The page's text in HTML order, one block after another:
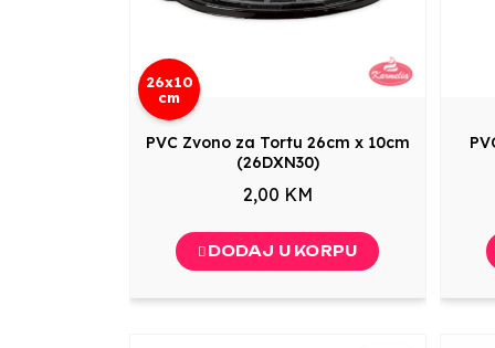
26x10
cm
PVC Zvono za Tortu 26cm x 10cm
(26DXN30)
2,00 KM
DODAJ U KORPU